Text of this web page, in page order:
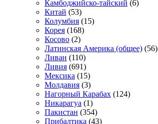
Камбоджийско-тайский (6)
Китай (53)
Колумбия (15)
Корея (168)
Косово (2)
Латинская Америка (общее) (56)
Ливан (110)
Ливия (691)
Мексика (15)
Молдавия (3)
Нагорный Карабах (124)
Никарагуа (1)
Пакистан (354)
Прибалтика (43)